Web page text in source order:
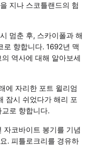
지나 스코틀랜드의 험
멈춘 후, 스카이폴과 해
로 향합니다. 1692년 맥
역사에 대해 알아보세
에 자리한 포트 윌리엄
잠시 쉬었다가 해리 포
로 향합니다.
자코바이트 봉기를 기념
. 피틀로크리를 경유하